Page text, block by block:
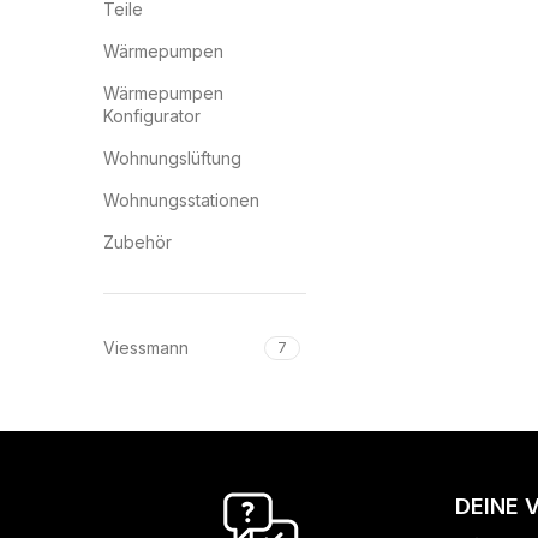
Teile
Wärmepumpen
Wärmepumpen
Konfigurator
Wohnungslüftung
Wohnungsstationen
Zubehör
Viessmann 7
DEINE